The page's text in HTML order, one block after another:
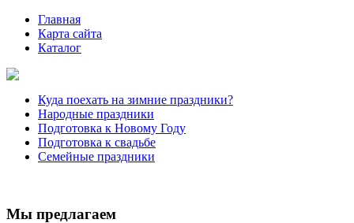
Главная
Карта сайта
Каталог
Куда поехать на зимние праздники?
Народные праздники
Подготовка к Новому Году
Подготовка к свадьбе
Семейные праздники
Мы предлагаем